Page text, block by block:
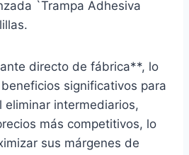
`Trampa Adhesiva
directo de fábrica**, lo
significativos para
eliminar intermediarios,
más competitivos, lo
sus márgenes de